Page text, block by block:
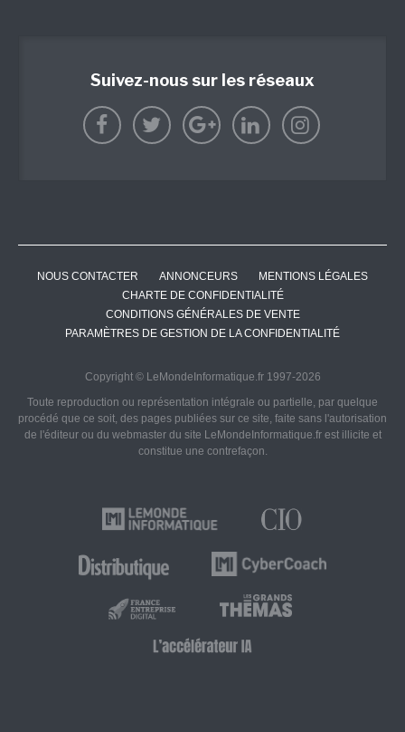
Suivez-nous sur les réseaux
NOUS CONTACTER ANNONCEURS
MENTIONS LÉGALES
CHARTE DE CONFIDENTIALITÉ
CONDITIONS GÉNÉRALES DE VENTE
PARAMÈTRES DE GESTION DE LA CONFIDENTIALITÉ
Copyright © LeMondeInformatique.fr 1997-2026
Toute reproduction ou représentation intégrale ou partielle, par quelque
procédé que ce soit, des pages publiées sur ce site, faite sans l'autorisation
de l'éditeur ou du webmaster du site LeMondeInformatique.fr est illicite et
constitue une contrefaçon.